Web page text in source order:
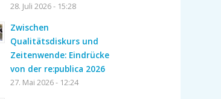
28. Juli 2026 - 15:28
Zwischen
Qualitätsdiskurs und
Zeitenwende: Eindrücke
von der re:publica 2026
27. Mai 2026 - 12:24